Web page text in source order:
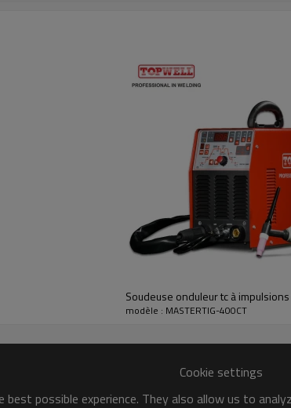
de refroidissement sur la flaque de soudure et peut
de soudure. La relation entre la fréquence d'impulsion et
peut augmenter le contrôle global de la flaque de soudure.
provoquant une agitation accrue des flaques pour une
resserrer et focaliser l'arc. Cela se traduit par une
AC waveshape
EP pour un arc réactif, dynamique et concentré avec un
d'énergie conventionnelle. Il fournit une bonne action
continue.
Soudeuse onduleur tc à
modèle : MASTERTIG-400CT
Cookie settings
possible experience. They also allow us to